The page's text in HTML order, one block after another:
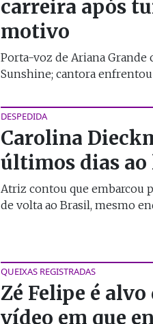
carreira após
motivo
Porta-voz de Ariana
Sunshine; cantora enfrentou
DESPEDIDA
Carolina
últimos dias ao
Atriz contou que embarcou
de volta ao Brasil, mesmo
QUEIXAS REGISTRADAS
Zé Felipe é
vídeo em que